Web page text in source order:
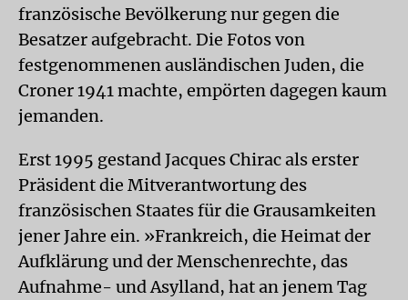
französische Bevölkerung nur gegen die
Besatzer aufgebracht. Die Fotos von
festgenommenen ausländischen Juden, die
Croner 1941 machte, empörten dagegen kaum
jemanden.
Erst 1995 gestand Jacques Chirac als erster
Präsident die Mitverantwortung des
französischen Staates für die Grausamkeiten
jener Jahre ein. »Frankreich, die Heimat der
Aufklärung und der Menschenrechte, das
Aufnahme- und Asylland, hat an jenem Tag